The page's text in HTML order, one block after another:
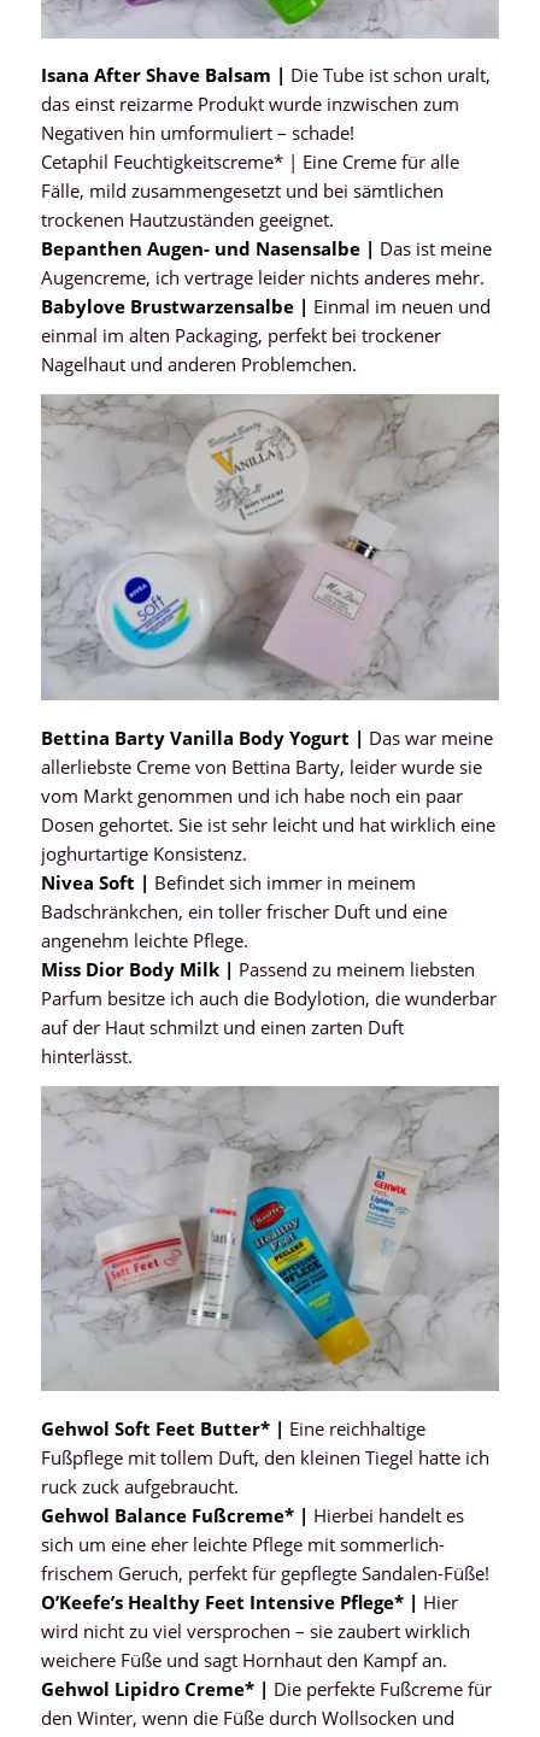
Isana After Shave Balsam | Die Tube ist schon uralt,
das einst reizarme Produkt wurde inzwischen zum
Negativen hin umformuliert – schade!
Cetaphil Feuchtigkeitscreme* | Eine Creme für alle
Fälle, mild zusammengesetzt und bei sämtlichen
trockenen Hautzuständen geeignet.
Bepanthen Augen- und Nasensalbe | Das ist meine
Augencreme, ich vertrage leider nichts anderes mehr.
Babylove Brustwarzensalbe | Einmal im neuen und
einmal im alten Packaging, perfekt bei trockener
Nagelhaut und anderen Problemchen.
Bettina Barty Vanilla Body Yogurt | Das war meine
allerliebste Creme von Bettina Barty, leider wurde sie
vom Markt genommen und ich habe noch ein paar
Dosen gehortet. Sie ist sehr leicht und hat wirklich eine
joghurtartige Konsistenz.
Nivea Soft | Befindet sich immer in meinem
Badschränkchen, ein toller frischer Duft und eine
angenehm leichte Pflege.
Miss Dior Body Milk | Passend zu meinem liebsten
Parfum besitze ich auch die Bodylotion, die wunderbar
auf der Haut schmilzt und einen zarten Duft
hinterlässt.
Gehwol Soft Feet Butter* | Eine reichhaltige
Fußpflege mit tollem Duft, den kleinen Tiegel hatte ich
ruck zuck aufgebraucht.
Gehwol Balance Fußcreme* | Hierbei handelt es
sich um eine eher leichte Pflege mit sommerlich-
frischem Geruch, perfekt für gepflegte Sandalen-Füße!
O’Keefe’s Healthy Feet Intensive Pflege* | Hier
wird nicht zu viel versprochen – sie zaubert wirklich
weichere Füße und sagt Hornhaut den Kampf an.
Gehwol Lipidro Creme* | Die perfekte Fußcreme für
den Winter, wenn die Füße durch Wollsocken und